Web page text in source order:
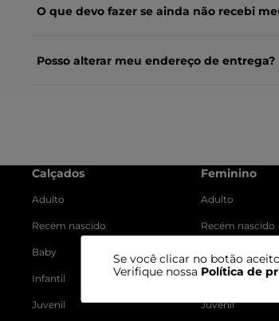
Se você clicar no botão
Verifique nossa Política de
O que devo fazer se ainda não recebi
Posso alterar meu endereço de entrega?
Calçados
Adulto
Recém nascido
Baby
Infantil
Juvenil
Feminino
Adulto
Recém nascido
Baby
Infantil
Juvenil